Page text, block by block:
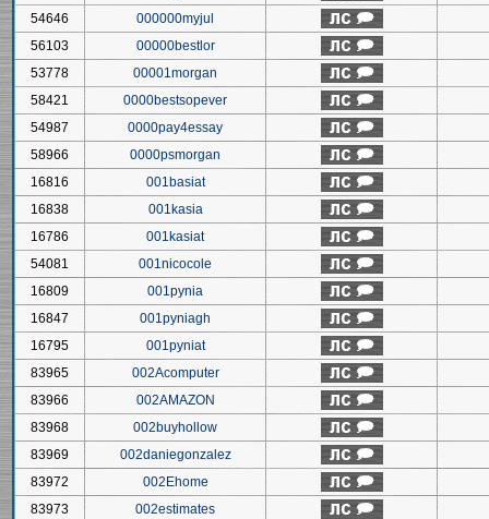
54646
000000myjul
56103
00000bestlor
53778
00001morgan
58421
0000bestsopever
54987
0000pay4essay
58966
0000psmorgan
16816
001basiat
16838
001kasia
16786
001kasiat
54081
001nicocole
16809
001pynia
16847
001pyniagh
16795
001pyniat
83965
002Acomputer
83966
002AMAZON
83968
002buyhollow
83969
002daniegonzalez
83972
002Ehome
83973
002estimates